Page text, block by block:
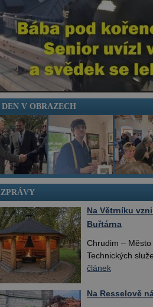
DEN V OBRAZECH
ZPRÁVY
Na Větrníku
Buřtárna
Chrudim –
Technických
článek
Na Resselově